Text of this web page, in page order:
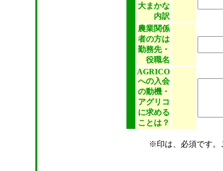
大まかな
内訳
農業関係
者の方は
勤務先・
役職名
AGRICO
への入会
の動機・
アグリコ
に求める
ことは？
※印は、必須です。